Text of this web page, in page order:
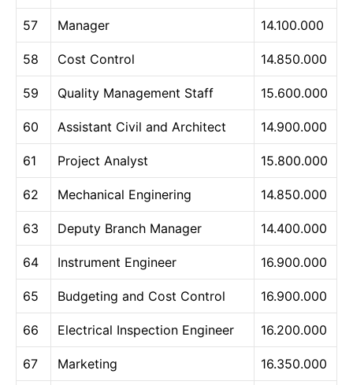
57 Manager 14.100.000
58 Cost Control 14.850.000
59 Quality Management Staff 15.600.000
60 Assistant Civil and Architect 14.900.000
61 Project Analyst 15.800.000
62 Mechanical Enginering 14.850.000
63 Deputy Branch Manager 14.400.000
64 Instrument Engineer 16.900.000
65 Budgeting and Cost Control 16.900.000
66 Electrical Inspection Engineer 16.200.000
67 Marketing 16.350.000